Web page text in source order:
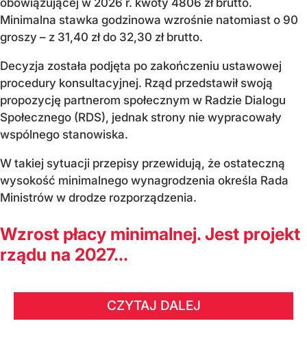
obowiązującej w 2026 r. kwoty 4806 zł brutto.
Minimalna stawka godzinowa wzrośnie natomiast o 90
groszy – z 31,40 zł do 32,30 zł brutto.
Decyzja została podjęta po zakończeniu ustawowej
procedury konsultacyjnej. Rząd przedstawił swoją
propozycję partnerom społecznym w Radzie Dialogu
Społecznego (RDS), jednak strony nie wypracowały
wspólnego stanowiska.
W takiej sytuacji przepisy przewidują, że ostateczną
wysokość minimalnego wynagrodzenia określa Rada
Ministrów w drodze rozporządzenia.
Wzrost płacy minimalnej. Jest projekt
rządu na 2027...
CZYTAJ DALEJ